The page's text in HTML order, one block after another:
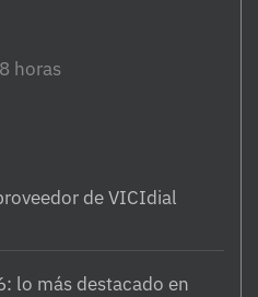
horas
de VICIdial
lo más destacado en